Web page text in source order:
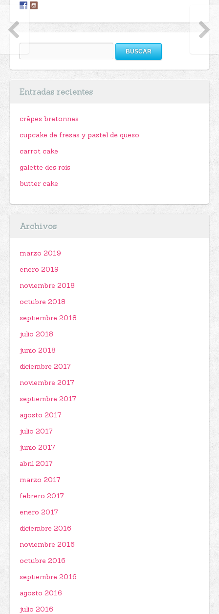
Entradas recientes
crêpes bretonnes
cupcake de fresas y pastel de queso
carrot cake
galette des rois
butter cake
Archivos
marzo 2019
enero 2019
noviembre 2018
octubre 2018
septiembre 2018
julio 2018
junio 2018
diciembre 2017
noviembre 2017
septiembre 2017
agosto 2017
julio 2017
junio 2017
abril 2017
marzo 2017
febrero 2017
enero 2017
diciembre 2016
noviembre 2016
octubre 2016
septiembre 2016
agosto 2016
julio 2016